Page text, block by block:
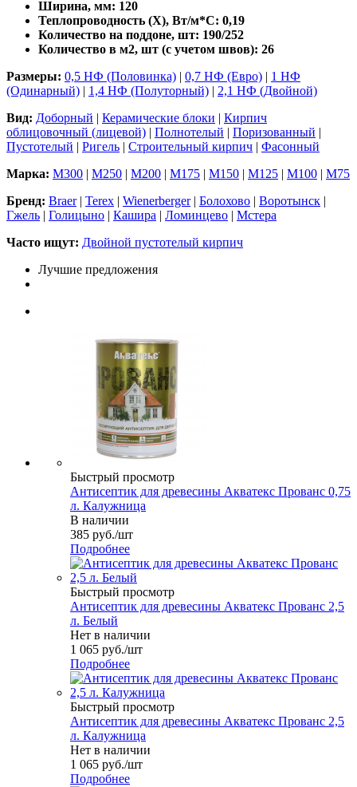
Ширина, мм: 120
Теплопроводность (X), Вт/м*С: 0,19
Количество на поддоне, шт: 190/252
Количество в м2, шт (с учетом швов): 26
Размеры: 0,5 НФ (Половинка) | 0,7 НФ (Евро) | 1 НФ
(Одинарный) | 1,4 НФ (Полуторный) | 2,1 НФ (Двойной)
Вид: Доборный | Керамические блоки | Кирпич
облицовочный (лицевой) | Полнотелый | Поризованный |
Пустотелый | Ригель | Строительный кирпич | Фасонный
Марка: М300 | М250 | М200 | М175 | М150 | М125 | М100 | М75
Бренд: Braer| Terex | Wienerberger| Болохово | Воротынск |
Гжель | Голицыно | Кашира | Ломинцево | Мстера
Часто ищут: Двойной пустотелый кирпич
Лучшие предложения
Быстрый просмотр
Антисептик для древесины Акватекс Прованс 0,75
л. Калужница
В наличии
385 руб./шт
Подробнее
Быстрый просмотр
Антисептик для древесины Акватекс Прованс 2,5
л. Белый
Нет в наличии
1 065 руб./шт
Подробнее
Быстрый просмотр
Антисептик для древесины Акватекс Прованс 2,5
л. Калужница
Нет в наличии
1 065 руб./шт
Подробнее